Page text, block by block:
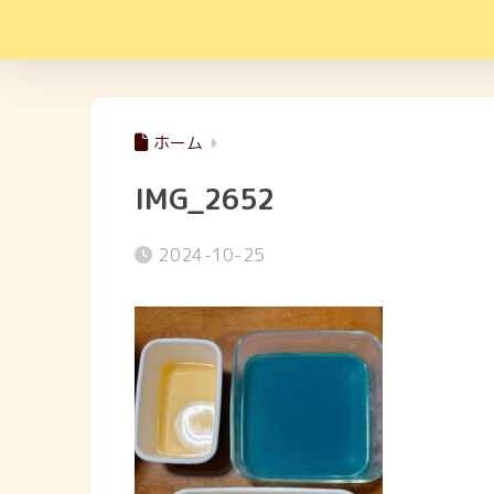
ホーム
IMG_2652
2024-10-25